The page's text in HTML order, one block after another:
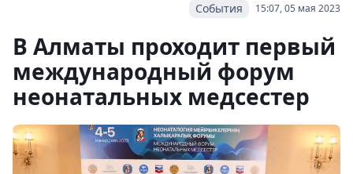
15:07, 05 мая 2023
События
В Алматы проходит первый
международный форум
неонатальных медсестер